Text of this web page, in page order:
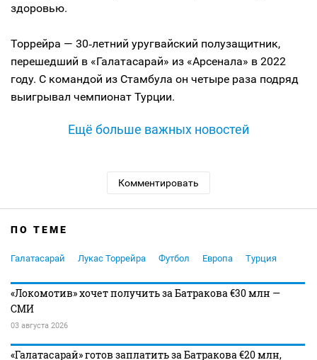
здоровью.
Торрейра — 30‑летний уругвайский полузащитник,
перешедший в «Галатасарай» из «Арсенала» в 2022
году. С командой из Стамбула он четыре раза подряд
выигрывал чемпионат Турции.
Ещё больше важных новостей
Комментировать
ПО ТЕМЕ
Галатасарай Лукас Торрейра Футбол Европа Турция
«Локомотив» хочет получить за Батракова €30 млн —
СМИ
03 августа 2026
«Галатасарай» готов заплатить за Батракова €20 млн,